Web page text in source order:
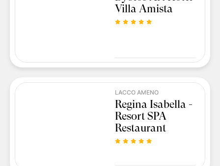
Villa Amista
LACCO AMENO
Regina Isabella -
Resort SPA
Restaurant